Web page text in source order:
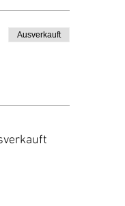
Ausverkauft